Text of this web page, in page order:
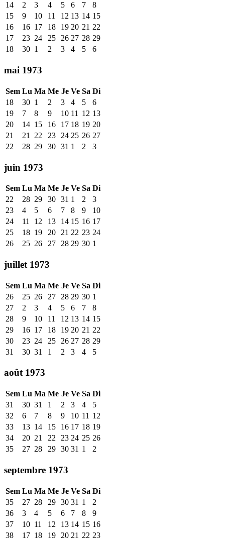
14
2 3 4 5 6 7
8
15
9 10 11 12 13 14 15
16
16 17 18 19 20 21 22
17
23 24 25 26 27 28 29
18
30 1 2 3 4 5 6
mai 1973
Sem Lu Ma Me Je Ve Sa Di
18
30 1 2 3 4 5
6
19
7 8 9 10 11 12 13
20
14 15 16 17 18 19 20
21
21 22 23 24 25 26 27
22
28 29 30 31 1 2 3
juin 1973
Sem Lu Ma Me Je Ve Sa Di
22
28 29 30 31 1 2
3
23
4 5 6 7 8 9
10
24
11 12 13 14 15 16 17
25
18 19 20 21 22 23 24
26
25 26 27 28 29 30 1
juillet 1973
Sem Lu Ma Me Je Ve Sa Di
26
25 26 27 28 29 30 1
27
2 3 4 5 6 7
8
28
9 10 11 12 13 14 15
29
16 17 18 19 20 21 22
30
23 24 25 26 27 28 29
31
30 31 1 2 3 4 5
août 1973
Sem Lu Ma Me Je Ve Sa Di
31
30 31 1 2 3 4
5
32
6 7 8 9 10 11 12
33
13 14 15 16 17 18 19
34
20 21 22 23 24 25 26
35
27 28 29 30 31 1 2
septembre 1973
Sem Lu Ma Me Je Ve Sa Di
35
27 28 29 30 31 1
2
36
3 4 5 6 7 8
9
37
10 11 12 13 14 15 16
38
17 18 19 20 21 22 23